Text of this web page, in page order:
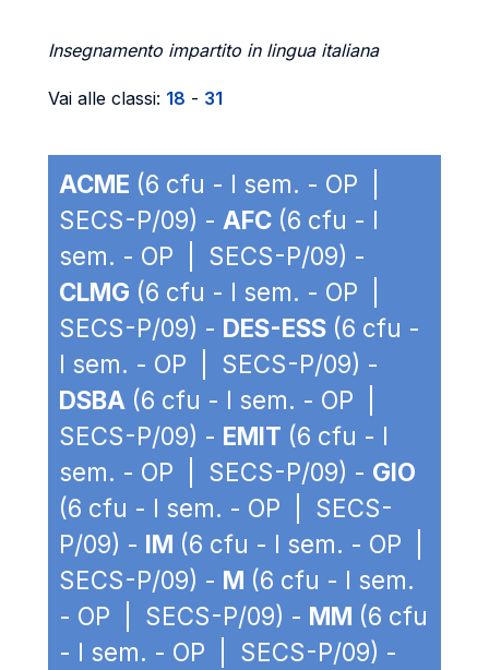
Insegnamento impartito in lingua italiana
Vai alle classi: 18 - 31
ACME (6 cfu - I sem. - OP |
SECS-P/09) - AFC (6 cfu - I
sem. - OP | SECS-P/09) -
CLMG (6 cfu - I sem. - OP |
SECS-P/09) - DES-ESS (6 cfu -
I sem. - OP | SECS-P/09) -
DSBA (6 cfu - I sem. - OP |
SECS-P/09) - EMIT (6 cfu - I
sem. - OP | SECS-P/09) - GIO
(6 cfu - I sem. - OP | SECS-
P/09) - IM (6 cfu - I sem. - OP |
SECS-P/09) - M (6 cfu - I sem.
- OP | SECS-P/09) - MM (6 cfu
- I sem. - OP | SECS-P/09) -